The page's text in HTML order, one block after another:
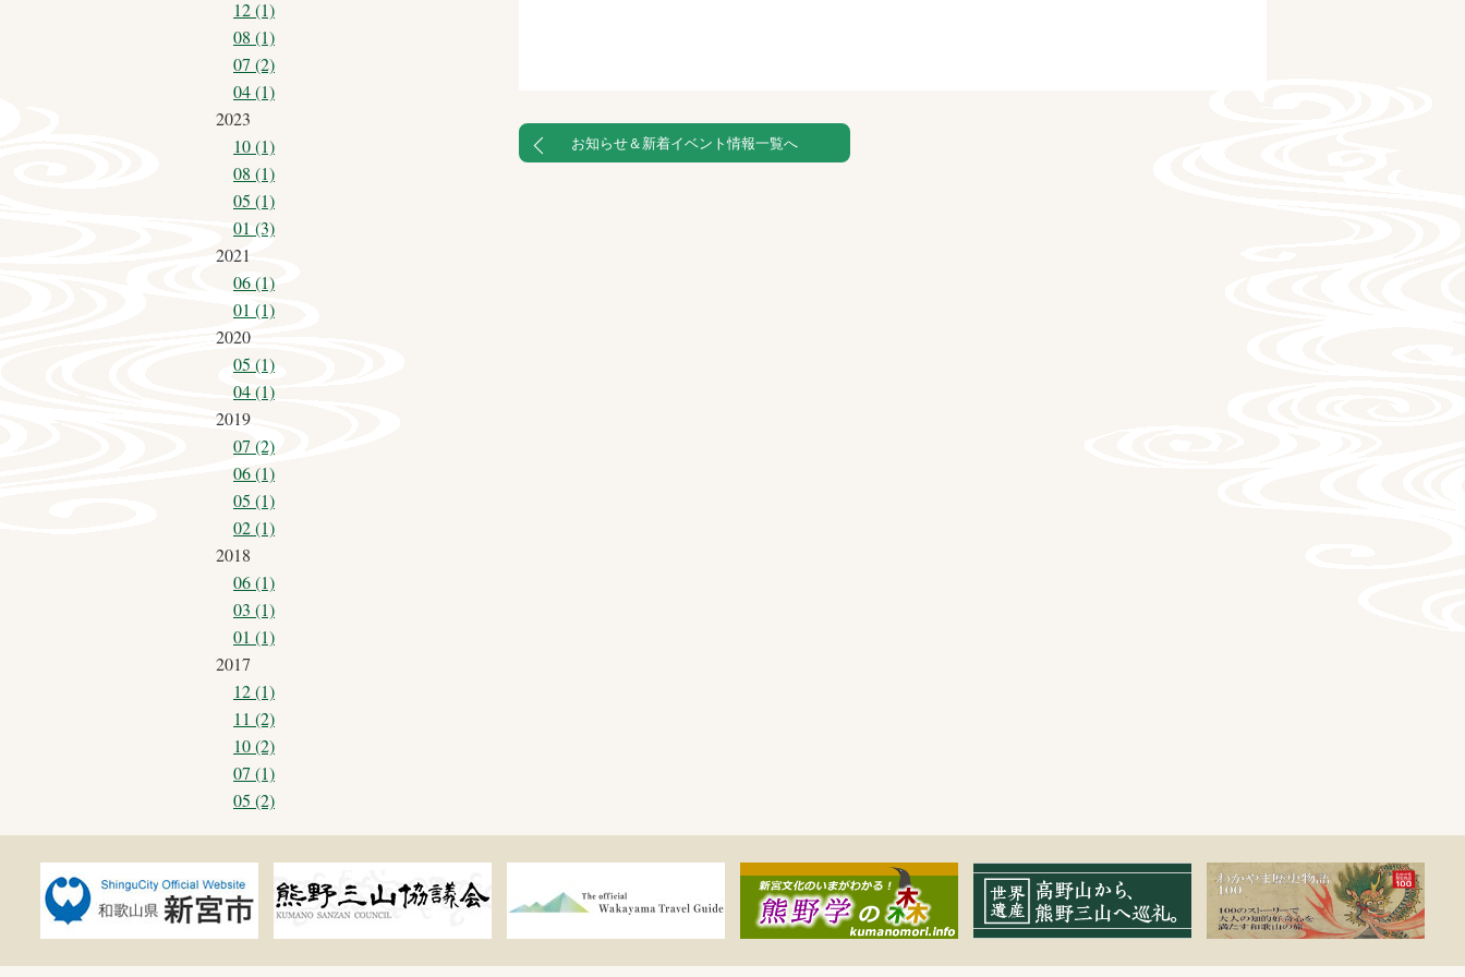
お知らせ＆新着イベント情報一覧へ
12 (1)
08 (1)
07 (2)
04 (1)
2023
10 (1)
08 (1)
05 (1)
01 (3)
2021
06 (1)
01 (1)
2020
05 (1)
04 (1)
2019
07 (2)
06 (1)
05 (1)
02 (1)
2018
06 (1)
03 (1)
01 (1)
2017
12 (1)
11 (2)
10 (2)
07 (1)
05 (2)